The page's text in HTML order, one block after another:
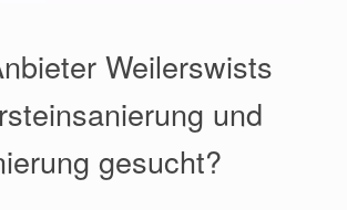
Weilerswists
und
gesucht?